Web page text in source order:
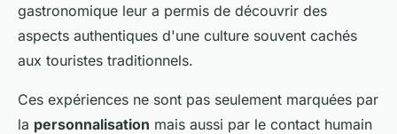
gastronomique leur a permis de découvrir des
aspects authentiques d'une culture souvent cachés
aux touristes traditionnels.
Ces expériences ne sont pas seulement marquées par
la personnalisation mais aussi par le contact humain